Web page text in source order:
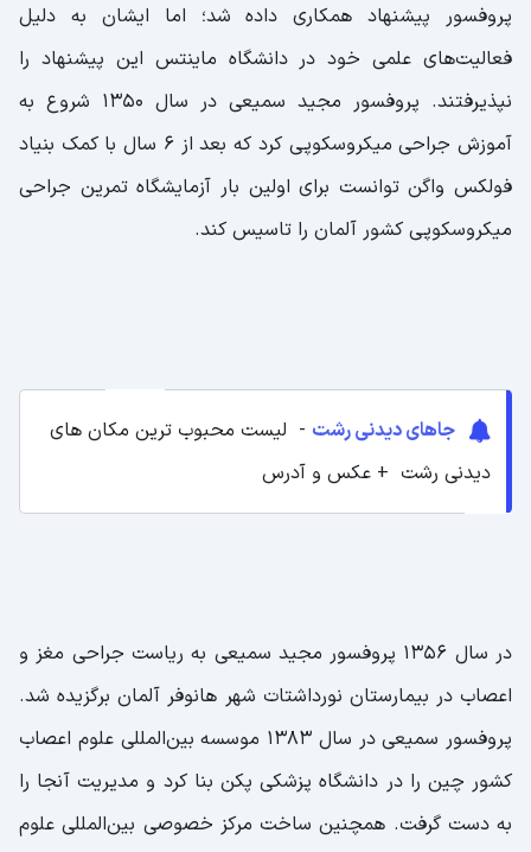
پروفسور پیشنهاد همکاری داده شد؛ اما ایشان به دلیل
فعالیت‌های علمی خود در دانشگاه ماینتس این پیشنهاد را
نپذیرفتند. پروفسور مجید سمیعی در سال ۱۳۵۰ شروع به
آموزش جراحی میکروسکوپی کرد که بعد از ۶ سال با کمک بنیاد
فولکس واگن توانست برای اولین بار آزمایشگاه تمرین جراحی
میکروسکوپی کشور آلمان را تاسیس کند.
جاهای دیدنی رشت - لیست محبوب ترین مکان های
دیدنی رشت + عکس و آدرس
در سال ۱۳۵۶ پروفسور مجید سمیعی به ریاست جراحی مغز و
اعصاب در بیمارستان نورداشتات شهر هانوفر آلمان برگزیده شد.
پروفسور سمیعی در سال ۱۳۸۳ موسسه بین‌المللی علوم اعصاب
کشور چین را در دانشگاه پزشکی پکن بنا کرد و مدیریت آنجا را
به دست گرفت. همچنین ساخت مرکز خصوصی بین‌المللی علوم